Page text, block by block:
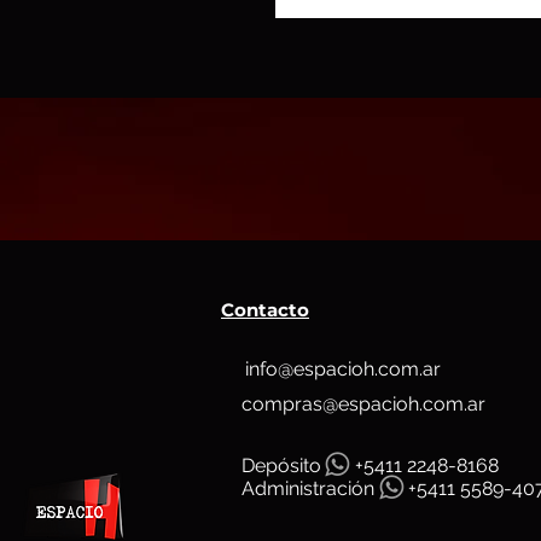
Contacto
info@espacioh.com.ar
compras@espacioh.com.ar
Depósito
+5411 2248-8168
Administración
+5411 5589-